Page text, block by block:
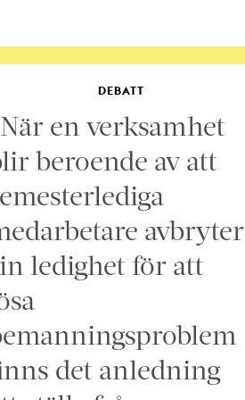
DEBATT
en verksamhet
beroende av att
avbryter
ledighet för att
det anledning